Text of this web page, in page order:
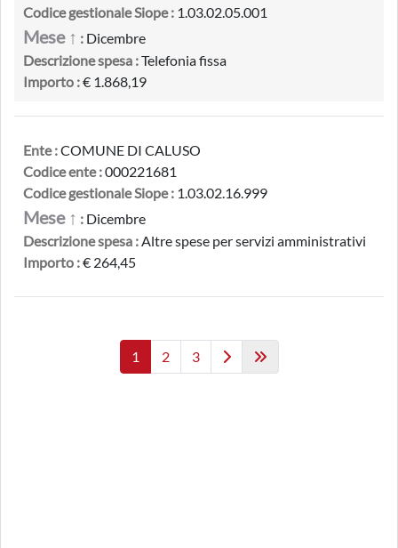
Codice gestionale Siope : 1.03.02.05.001
Mese ↑ : Dicembre
Descrizione spesa :Telefonia fissa
Importo :€ 1.868,19
Ente :COMUNE DI CALUSO
Codice ente :000221681
Codice gestionale Siope : 1.03.02.16.999
Mese ↑ : Dicembre
Descrizione spesa :Altre spese per servizi amministrativi
Importo :€ 264,45
1 2 3